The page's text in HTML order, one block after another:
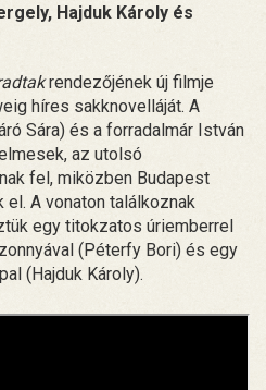
Hajduk Károly és
rendezőjének új filmje
híres sakknovelláját. A
Sára) és a forradalmár István
az utolsó
fel, miközben Budapest
A vonaton találkoznak
egy titokzatos úriemberrel
(Péterfy Bori) és egy
(Hajduk Károly).